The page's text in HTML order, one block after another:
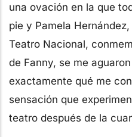
una ovación en la que
pie y Pamela
Teatro Nacional,
de Fanny, se me
exactamente qué me
sensación que
teatro después de la